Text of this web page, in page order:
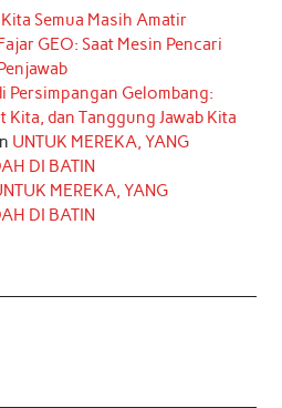
Semua Masih Amatir
GEO: Saat Mesin Pencari
Persimpangan Gelombang:
dan Tanggung Jawab Kita
UNTUK MEREKA, YANG
DI BATIN
MEREKA, YANG
DI BATIN